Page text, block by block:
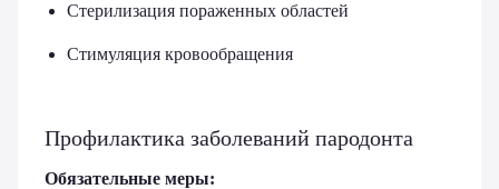
Стерилизация пораженных областей
Стимуляция кровообращения
Профилактика заболеваний пародонта
Обязательные меры: